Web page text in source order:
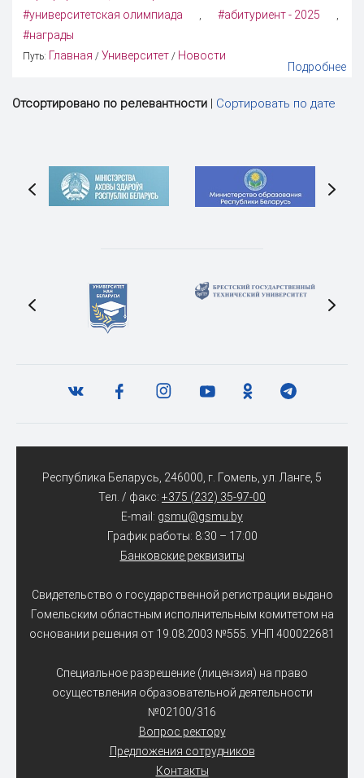
#университетская олимпиада #абитуриент - 2025
#награды
Путь: Главная / Университет / Новости
Подробнее
Отсортировано по релевантности | Сортировать по дате
Республика Беларусь, 246000, г. Гомель, ул. Ланге, 5
Тел. / факс: +375 (232) 35-97-00
E-mail: gsmu@gsmu.by
График работы: 8:30 – 17:00
Банковские реквизиты
Свидетельство о государственной регистрации выдано
Гомельским областным исполнительным комитетом на
основании решения от 19.08.2003 №555. УНП 400022681
Специальное разрешение (лицензия) на право
осуществления образовательной деятельности
№02100/316
Вопрос ректору
Предложения сотрудников
Контакты